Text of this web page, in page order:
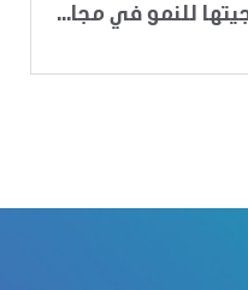
للنمو في مجا...